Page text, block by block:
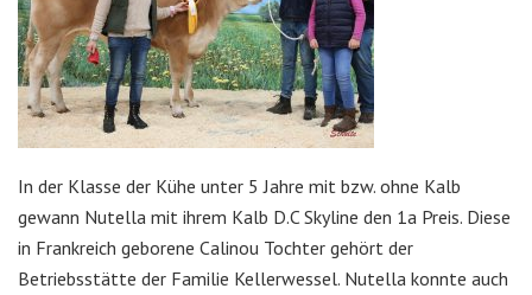
In der Klasse der Kühe unter 5 Jahre mit bzw. ohne Kalb
gewann Nutella mit ihrem Kalb D.C Skyline den 1a Preis. Diese
in Frankreich geborene Calinou Tochter gehört der
Betriebsstätte der Familie Kellerwessel. Nutella konnte auch